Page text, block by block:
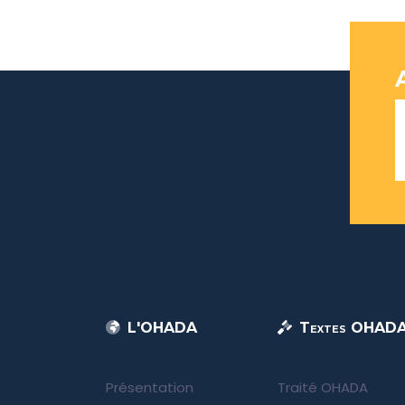
L'OHADA
Présentation
Textes
Traité OHADA